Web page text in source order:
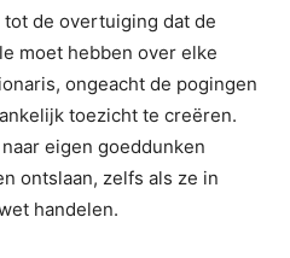
de overtuiging dat de
moet hebben over elke
ongeacht de pogingen
toezicht te creëren.
eigen goeddunken
ontslaan, zelfs als ze in
handelen.